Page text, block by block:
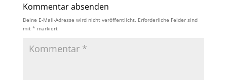
Kommentar absenden
Deine E-Mail-Adresse wird nicht veröffentlicht. Erforderliche Felder sind
mit * markiert